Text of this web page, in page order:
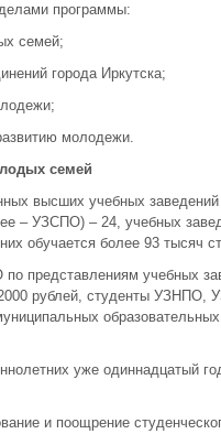
программы:
семей;
города Иркутска;
молодежи.
семей
высших учебных
– УЗСПО) – 24, учебных
обучается более 93 тысяч
представлениям учебных
рублей, студенты УЗНПО,
уже одиннадцатый
и поощрение